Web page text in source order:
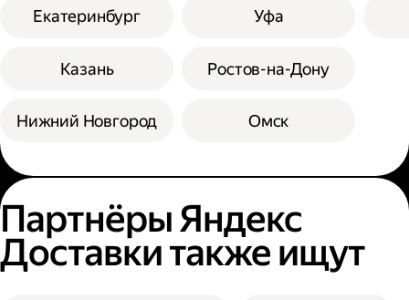
Екатеринбург
Казань
Нижний Новгород
Уфа
Ростов-на-Дону
Омск
Партнёры Яндекс
Доставки также ищут